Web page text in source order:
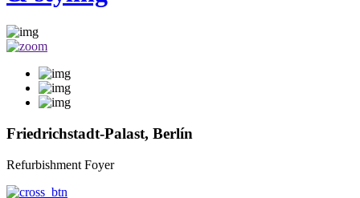
Friedrichstadt-Palast, Berlín
Refurbishment Foyer